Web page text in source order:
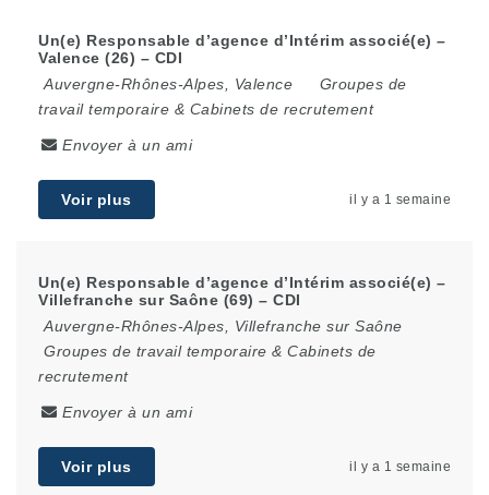
Un(e) Responsable d’agence d’Intérim associé(e) –
Valence (26) – CDI
Auvergne-Rhônes-Alpes
Valence
Groupes de
travail temporaire & Cabinets de recrutement
Envoyer à un ami
Voir plus il y a 1 semaine
Un(e) Responsable d’agence d’Intérim associé(e) –
Villefranche sur Saône (69) – CDI
Auvergne-Rhônes-Alpes
Villefranche sur Saône
Groupes de travail temporaire & Cabinets de
recrutement
Envoyer à un ami
Voir plus il y a 1 semaine